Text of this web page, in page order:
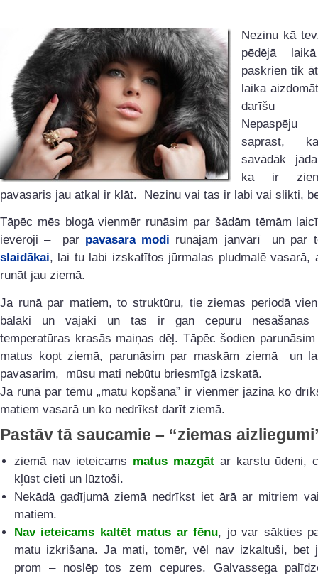
Nezinu kā
pēdējā
paskrien tik
laika
darīšu
Nepaspēju
saprast,
savādāk
ka ir
pavasaris jau atkal ir klāt. Nezinu vai tas ir labi vai slikti,
Tāpēc mēs blogā vienmēr runāsim par šādām tēmām
ievēroji – par pavasara modi runājam janvārī un par
slaidākai, lai tu labi izskatītos jūrmalas pludmalē vasarā,
runāt jau ziemā.
Ja runā par matiem, to struktūru, tie ziemas periodā
bālāki un vājāki un tas ir gan cepuru nēsāšanas
temperatūras krasās maiņas dēļ. Tāpēc šodien
matus kopt ziemā, parunāsim par maskām ziemā un
pavasarim, mūsu mati nebūtu briesmīgā izskatā.
Ja runā par tēmu „matu kopšana” ir vienmēr jāzina ko
matiem vasarā un ko nedrīkst darīt ziemā.
Pastāv tā saucamie – “ziemas
ziemā nav ieteicams matus mazgāt ar karstu ūdeni,
kļūst cieti un lūztoši.
Nekādā gadījumā ziemā nedrīkst iet ārā ar mitriem
matiem.
Nav ieteicams kaltēt matus ar fēnu, jo var sākties
matu izkrišana. Ja mati, tomēr, vēl nav izkaltuši, bet
prom – noslēp tos zem cepures. Galvassega